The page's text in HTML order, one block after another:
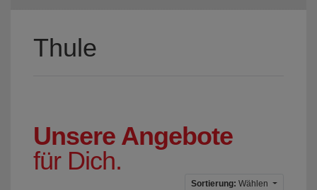
Thule
Unsere Angebote
für Dich.
Sortierung: Wählen